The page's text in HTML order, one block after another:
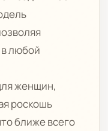
в любой
женщин,
роскошь
ближе всего